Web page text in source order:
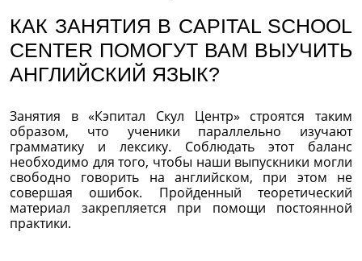
КАК ЗАНЯТИЯ В CAPITAL SCHOOL
CENTER ПОМОГУТ ВАМ ВЫУЧИТЬ
АНГЛИЙСКИЙ ЯЗЫК?
Занятия в «Кэпитал Скул Центр» строятся таким
образом, что ученики параллельно изучают
грамматику и лексику. Соблюдать этот баланс
необходимо для того, чтобы наши выпускники могли
свободно говорить на английском, при этом не
совершая ошибок. Пройденный теоретический
материал закрепляется при помощи постоянной
практики.